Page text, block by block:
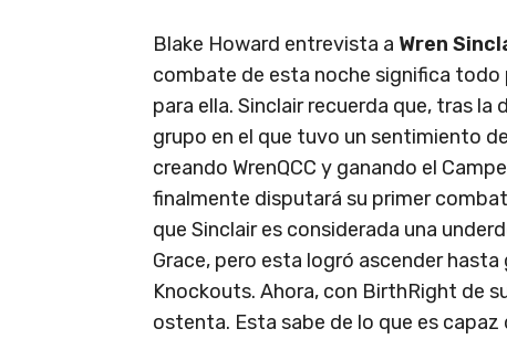
Blake Howard entrevista a Wren
combate de esta noche significa todo
para ella. Sinclair recuerda que, tras la
grupo en el que tuvo un sentimiento
creando WrenQCC y ganando el
finalmente disputará su primer
que Sinclair es considerada una
Grace, pero esta logró ascender
Knockouts. Ahora, con BirthRight de
ostenta. Esta sabe de lo que es